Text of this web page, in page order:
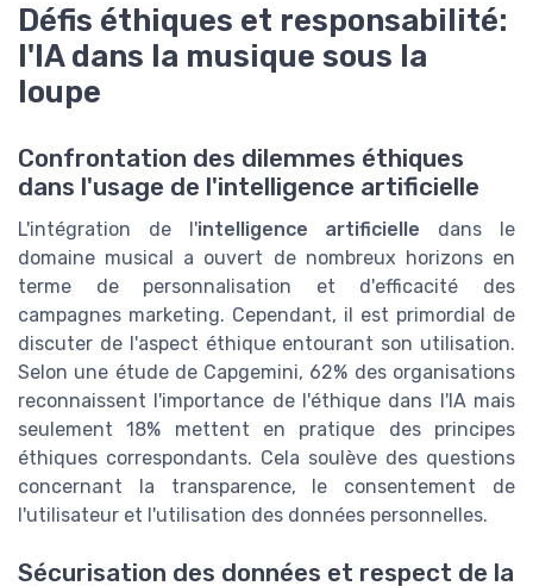
Défis éthiques et responsabilité:
l'IA dans la musique sous la
loupe
Confrontation des dilemmes éthiques
dans l'usage de l'intelligence artificielle
L'intégration de l'intelligence artificielle dans le
domaine musical a ouvert de nombreux horizons en
terme de personnalisation et d'efficacité des
campagnes marketing. Cependant, il est primordial de
discuter de l'aspect éthique entourant son utilisation.
Selon une étude de Capgemini, 62% des organisations
reconnaissent l'importance de l'éthique dans l'IA mais
seulement 18% mettent en pratique des principes
éthiques correspondants. Cela soulève des questions
concernant la transparence, le consentement de
l'utilisateur et l'utilisation des données personnelles.
Sécurisation des données et respect de la